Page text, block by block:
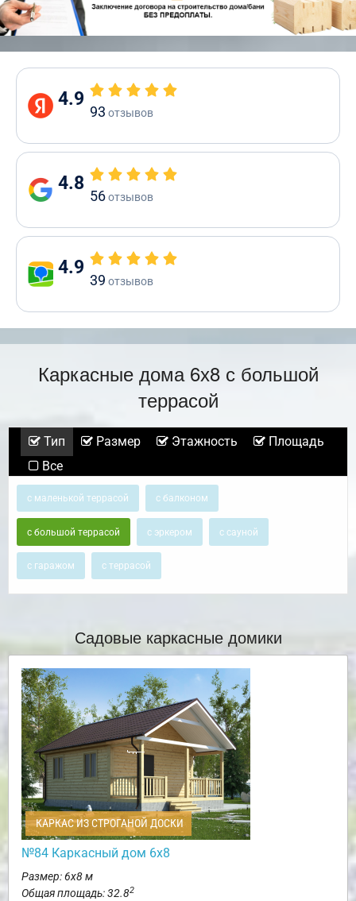
4.9
93 отзывов
4.8
56отзывов
4.9
39 отзывов
Каркасные дома 6х8 с большой
террасой
Тип Размер Этажность
Площадь
Все
с маленькой террасой с балконом
с большой террасой с эркером с сауной
с гаражом с террасой
Садовые каркасные домики
КАРКАС ИЗ СТРОГАНОЙ ДОСКИ
№84 Каркасный дом 6х8
Размер: 6х8 м
Общая площадь: 32.82